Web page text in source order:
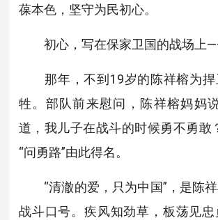
葆本色，坚守为民初心。
初心，写在保家卫国的战场上
那年，不到19岁的陈祥榕为捍
牲。部队前来慰问，陈祥榕妈妈
道，我儿子在战斗的时候勇不勇敢
“问勇路”由此得名。
“清澈的爱，只为中国”，是陈祥
战斗口号。疾风知劲草，板荡见